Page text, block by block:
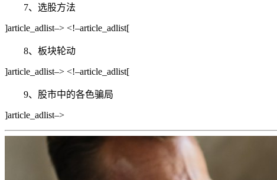
7、选股方法
]article_adlist–> <!–article_adlist[
8、板块轮动
]article_adlist–> <!–article_adlist[
9、股市中的各色骗局
]article_adlist–>